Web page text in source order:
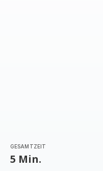
GESAMTZEIT
5 Min.